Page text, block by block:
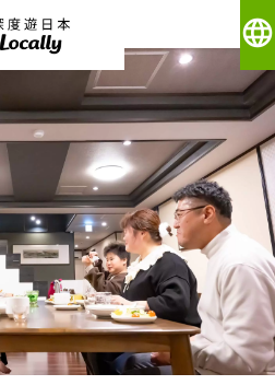
language